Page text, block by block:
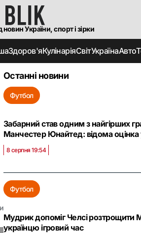
новин України, спорт і зірки
Здоров'яКулінаріяСвітУкраїнаАвто
Останні новини
Футбол
Забарний став одним з найгірших
Манчестер Юнайтед: відома оцінка
8 серпня 19:54
Футбол
Мудрик допоміг Челсі розтрощити
українцю ігровий час